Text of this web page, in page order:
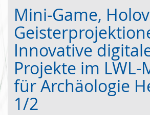
Mini-Game,
Innovative
Projekte im LWL-
für Archäologie
1/2